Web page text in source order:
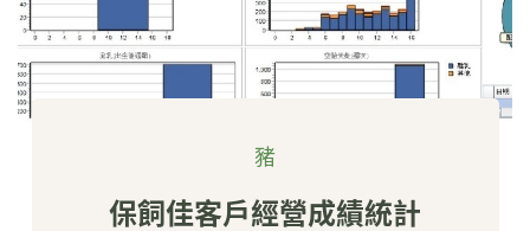
豬
保飼佳客戶經營成績統計